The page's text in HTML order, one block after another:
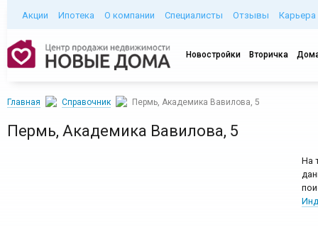
Акции Ипотека О компании Специалисты Отзывы Карьера
Новостройки Вторичка
Главная Справочник Пермь, Академика Вавилова, 5
Пермь, Академика Вавилова, 5
На